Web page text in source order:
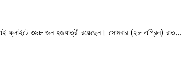
ফ্লাইটে ৩৯৮ জন হজযাত্রী রয়েছেন। সোমবার (২৮ এপ্রিল) রাত…